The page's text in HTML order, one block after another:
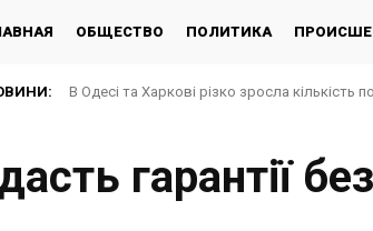
ОБЩЕСТВО ПОЛИТИКА
В Одесі та Харкові різко зросла кількість
гарантії